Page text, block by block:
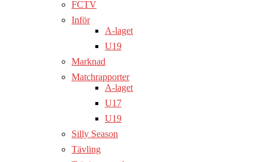
FCTV
Inför
A-laget
U19
Marknad
Matchrapporter
A-laget
U17
U19
Silly Season
Tävling